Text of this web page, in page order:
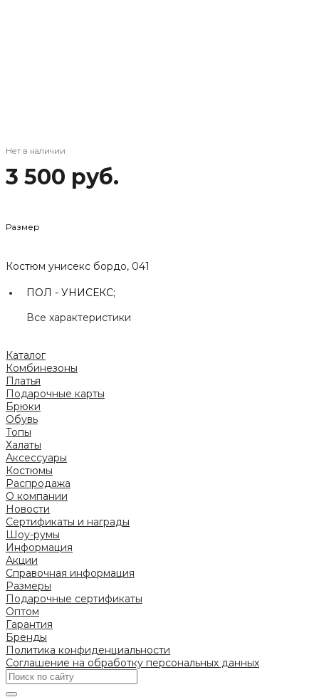
Нет в наличии
3 500 руб.
Размер
Костюм унисекс бордо, 041
ПОЛ - УНИСЕКС;
Все характеристики
Каталог
Комбинезоны
Платья
Подарочные карты
Брюки
Обувь
Топы
Халаты
Аксессуары
Костюмы
Распродажа
О компании
Новости
Сертификаты и награды
Шоу-румы
Информация
Акции
Справочная информация
Размеры
Подарочные сертификаты
Оптом
Гарантия
Бренды
Политика конфиденциальности
Соглашение на обработку персональных данных